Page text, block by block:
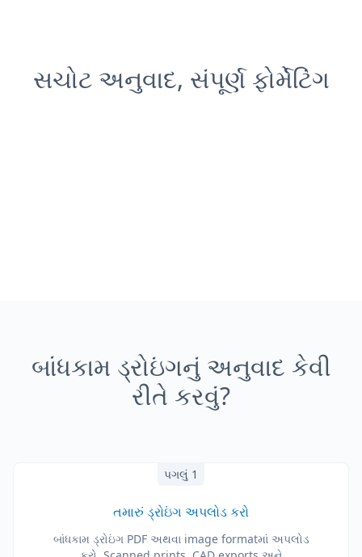
સચોટ અનુવાદ, સંપૂર્ણ ફોર્મેટિંગ
બાંધકામ ડ્રોઇંગનું અનુવાદ કેવી
રીતે કરવું?
પગલું 1
તમારું ડ્રોઇંગ અપલોડ કરો
બાંધકામ ડ્રોઇંગ PDF અથવા image formatમાં અપલોડ